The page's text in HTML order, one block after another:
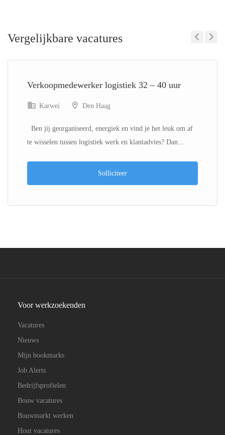
Vergelijkbare vacatures
Verkoopmedewerker logistiek 32 – 40 uur
Karwei Den Haag
Ben jij georganiseerd, energiek en vind je het leuk om af
te wisselen tussen logistiek werk en klantadvies? Dan...
Solliciteer
Voor werkzoekenden
Vacatures
Nieuws
Mijn bookmarks
Job Alerts
Bedrijfsprofielen
Bouw vacatures
Bouwmarkt werken
Hout vacatures